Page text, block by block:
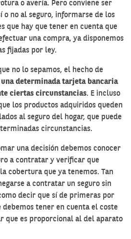
o avería. Pero conviene ser
o no al seguro, informarse de los
que hay que tener en cuenta que
una compra, ya disponemos
fijadas por ley.
no lo sepamos, el hecho de
determinada tarjeta bancaria
ciertas circunstancias. E incluso
los productos adquiridos queden
al seguro del hogar, que puede
circunstancias.
una decisión debemos conocer
a contratar y verificar que
cobertura que ya tenemos. Tan
a contratar un seguro sin
decir que sí de primeras por
debemos tener en cuenta el coste
que es proporcional al del aparato